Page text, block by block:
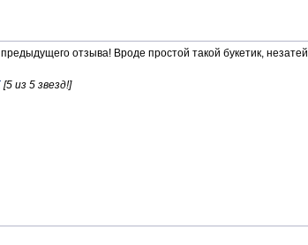
отзыва! Вроде простой такой букетик,
[5 из 5 звезд!]